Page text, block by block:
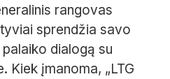
rangovas
sprendžia savo
dialogą su
Kiek įmanoma, „LTG